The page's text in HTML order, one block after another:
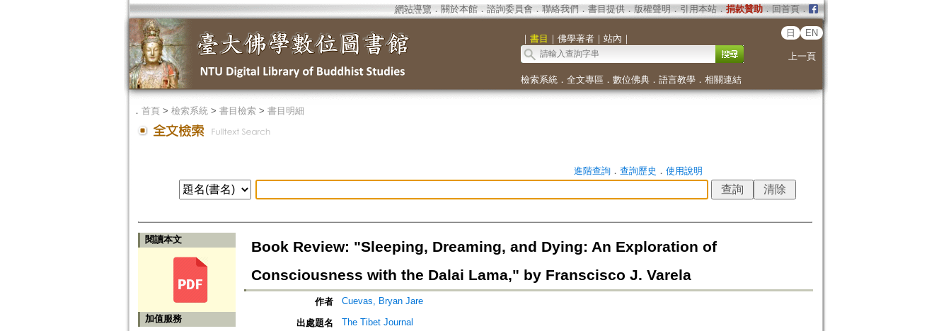
網站導覽 ． 關於本館． 諮詢委員會． 聯絡我們 ． 書目提供． 版權聲明 ． 引用本站． 捐款贊助．回首頁．
｜ 書目 ｜ 佛學著者｜ 站內 ｜
日 EN
上一頁
檢索系統． 全文專區 ． 數位佛典． 語言教學． 相關連結
． 首頁> 檢索系統> 書目檢索> 書目明細
進階查詢． 查詢歷史 ． 使用說明
閱讀本文
加值服務
Book Review: "Sleeping, Dreaming, and Dying: An Exploration of
Consciousness with the Dalai Lama," by Franscisco J. Varela
作者 Cuevas, Bryan Jare
出處題名 The Tibet Journal